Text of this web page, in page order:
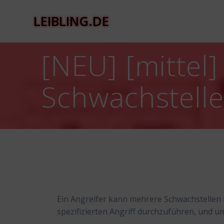
LEIBLING.DE
[NEU]
Ein Angreifer kann mehrere
spezifizierten Angriff durchzuführen, und